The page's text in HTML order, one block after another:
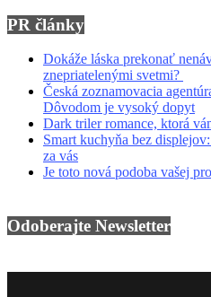
PR články
Dokáže láska prekonať
znepriatelenými svetmi?
Česká zoznamovacia
Dôvodom je vysoký dopyt
Dark triler romance, ktorá
Smart kuchyňa bez
za vás
Je toto nová podoba vašej
Odoberajte Newsletter